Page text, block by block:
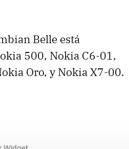
Belle está
500, Nokia C6-01,
Oro, y Nokia X7-00.